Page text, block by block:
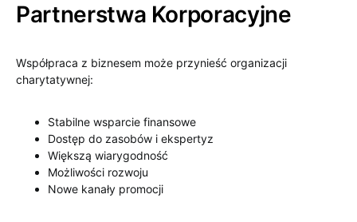
Partnerstwa Korporacyjne
Współpraca z biznesem może przynieść organizacji
charytatywnej:
Stabilne wsparcie finansowe
Dostęp do zasobów i ekspertyz
Większą wiarygodność
Możliwości rozwoju
Nowe kanały promocji